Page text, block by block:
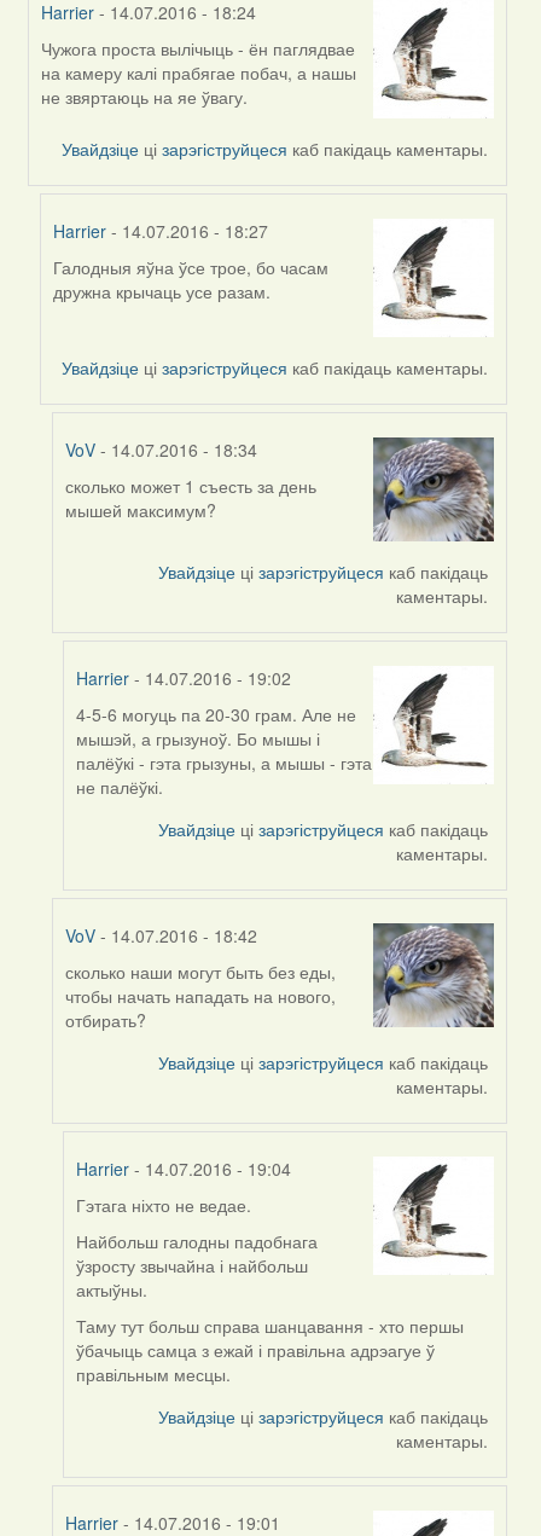
Harrier - 14.07.2016 - 18:24
In
reply
to
Жанна
(госць)
Чужога проста вылічыць - ён паглядвае
на камеру калі прабягае побач, а нашы
не звяртаюць на яе ўвагу.
Увайдзіце цізарэгіструйцеся каб пакідаць каментары.
Harrier - 14.07.2016 - 18:27
In
reply
Harrier
Галодныя яўна ўсе трое, бо часам
дружна крычаць усе разам.
Увайдзіце цізарэгіструйцеся каб пакідаць каментары.
VoV- 14.07.2016 - 18:34
In
reply
сколько может 1 съесть за день
мышей максимум?
Увайдзіце цізарэгіструйцеся каб пакідаць
каментары.
Harrier - 14.07.2016 - 19:02
In
reply
to
by
4-5-6 могуць па 20-30 грам. Але не
мышэй, а грызуноў. Бо мышы і
палёўкі - гэта грызуны, а мышы - гэта
не палёўкі.
Увайдзіце цізарэгіструйцеся каб пакідаць
каментары.
VoV- 14.07.2016 - 18:42
In
reply
to
сколько наши могут быть без еды,
чтобы начать нападать на нового,
отбирать?
Увайдзіце цізарэгіструйцеся каб пакідаць
каментары.
Harrier - 14.07.2016 - 19:04
In
reply
to
by
Гэтага ніхто не ведае.
Найбольш галодны падобнага
ўзросту звычайна і найбольш
актыўны.
Таму тут больш справа шанцавання - хто першы
ўбачыць самца з ежай і правільна адрэагуе ў
правільным месцы.
Увайдзіце цізарэгіструйцеся каб пакідаць
каментары.
Harrier- 14.07.2016 - 19:01